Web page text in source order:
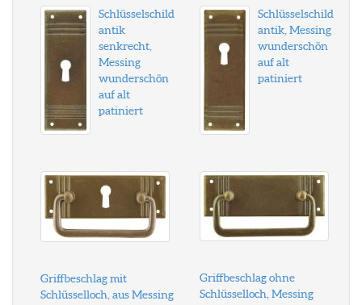
Schlüsselschild
antik
senkrecht,
Messing
wunderschön
auf alt
patiniert
Schlüsselschild
antik, Messing
wunderschön
auf alt
patiniert
Griffbeschlag mit
Schlüsselloch, aus Messing
Griffbeschlag ohne
Schlüsselloch, Messing